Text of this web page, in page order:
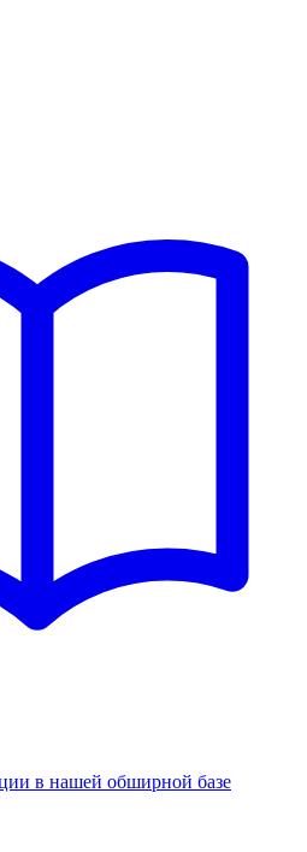
в нашей обширной базе